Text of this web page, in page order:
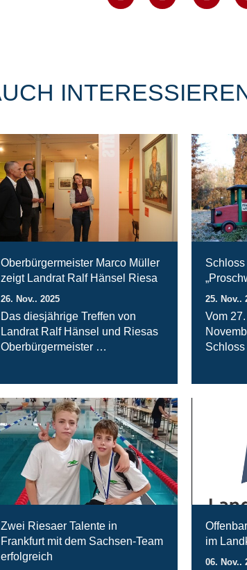
Oberbürgermeister Marco Müller
zeigt Landrat Ralf Hänsel Riesa
26. Nov.. 2025
Das diesjährige Treffen von
Landrat Ralf Hänsel und Riesas
Oberbürgermeister …
25. Nov..
Vom
Zwei Riesaer Talente in
Frankfurt mit dem Sachsen-Team
erfolgreich
im
06. Nov..